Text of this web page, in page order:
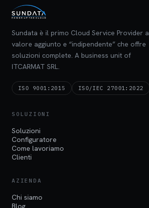
Sundata è il primo Cloud Service Provider a
valore aggiunto e “indipendente” che offre
soluzioni complete. A business unit of
ITCARMAT SRL.
ISO 9001:2015 ISO/IEC 27001:2022
SOLUZIONI
Soluzioni
Configuratore
Come lavoriamo
Clienti
AZIENDA
Chi siamo
Blog